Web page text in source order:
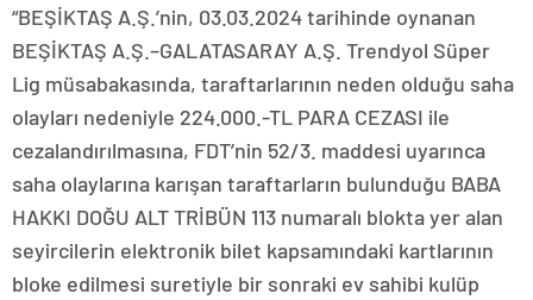
“BEŞİKTAŞ A.Ş.’nin, 03.03.2024 tarihinde oynanan
BEŞİKTAŞ A.Ş.–GALATASARAY A.Ş. Trendyol Süper
Lig müsabakasında, taraftarlarının neden olduğu saha
olayları nedeniyle 224.000.-TL PARA CEZASI ile
cezalandırılmasına, FDT’nin 52/3. maddesi uyarınca
saha olaylarına karışan taraftarların bulunduğu BABA
HAKKI DOĞU ALT TRİBÜN 113 numaralı blokta yer alan
seyircilerin elektronik bilet kapsamındaki kartlarının
bloke edilmesi suretiyle bir sonraki ev sahibi kulüp